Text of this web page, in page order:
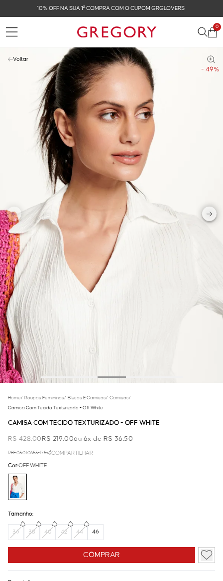
FRETE GRÁTIS NAS COMPRAS ACIMA DE R$ 899
0
- 49%
Voltar
Home/ Roupas Femininas/ Blusas E Camisas/ Camisas/
Camisa Com Tecido Texturizado - Off White
CAMISA COM TECIDO TEXTURIZADO - OFF WHITE
R$ 428,00R$ 219,00ou 6x de R$ 36,50
REF.05.01.0655-175 COMPARTILHAR
COMPRAR
Cor:OFF WHITE
Tamanho:
36 38 40 42 44 46